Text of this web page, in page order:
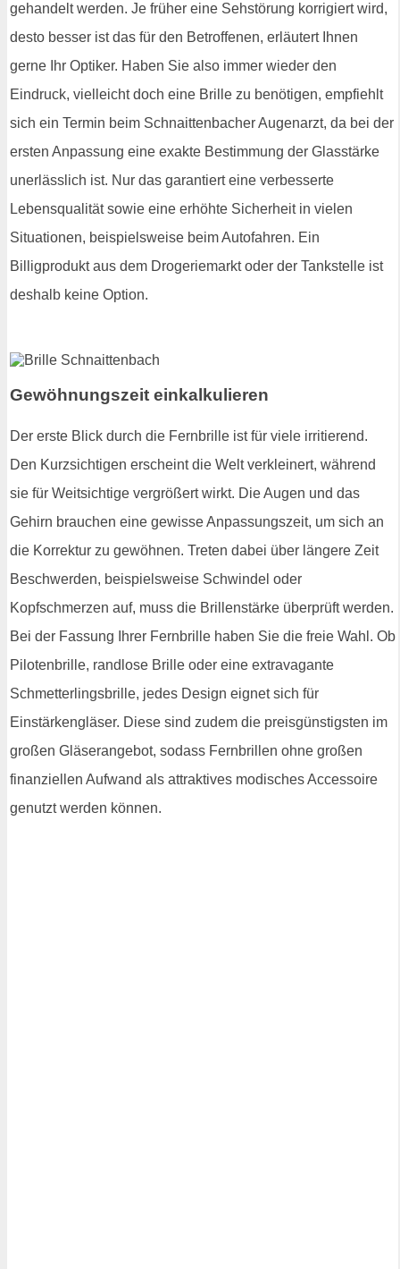
gehandelt werden. Je früher eine Sehstörung korrigiert wird,
desto besser ist das für den Betroffenen, erläutert Ihnen
gerne Ihr Optiker. Haben Sie also immer wieder den
Eindruck, vielleicht doch eine Brille zu benötigen, empfiehlt
sich ein Termin beim Schnaittenbacher Augenarzt, da bei der
ersten Anpassung eine exakte Bestimmung der Glasstärke
unerlässlich ist. Nur das garantiert eine verbesserte
Lebensqualität sowie eine erhöhte Sicherheit in vielen
Situationen, beispielsweise beim Autofahren. Ein
Billigprodukt aus dem Drogeriemarkt oder der Tankstelle ist
deshalb keine Option.
Gewöhnungszeit einkalkulieren
Der erste Blick durch die Fernbrille ist für viele irritierend.
Den Kurzsichtigen erscheint die Welt verkleinert, während
sie für Weitsichtige vergrößert wirkt. Die Augen und das
Gehirn brauchen eine gewisse Anpassungszeit, um sich an
die Korrektur zu gewöhnen. Treten dabei über längere Zeit
Beschwerden, beispielsweise Schwindel oder
Kopfschmerzen auf, muss die Brillenstärke überprüft werden.
Bei der Fassung Ihrer Fernbrille haben Sie die freie Wahl. Ob
Pilotenbrille, randlose Brille oder eine extravagante
Schmetterlingsbrille, jedes Design eignet sich für
Einstärkengläser. Diese sind zudem die preisgünstigsten im
großen Gläserangebot, sodass Fernbrillen ohne großen
finanziellen Aufwand als attraktives modisches Accessoire
genutzt werden können.